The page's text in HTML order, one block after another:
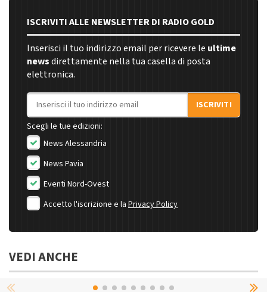
ISCRIVITI ALLE NEWSLETTER DI RADIO GOLD
Inserisci il tuo indirizzo email per ricevere le ultime
newsdirettamente nella tua casella di posta
elettronica.
Indirizzo email
ISCRIVITI
Scegli le tue edizioni:
News Alessandria
News Pavia
Eventi Nord-Ovest
Accetto l'iscrizione e la Privacy Policy
VEDI ANCHE